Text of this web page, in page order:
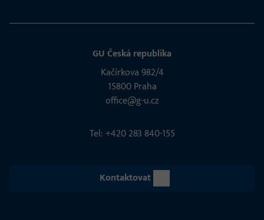
GU Česká republika
Kačírkova 982/4
15800 Praha
office@g-u.cz
Tel: +420 283 840-155
Kontaktovat